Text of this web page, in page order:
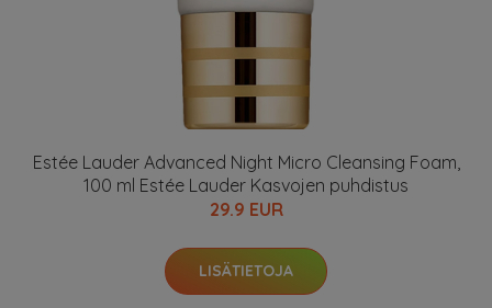
Estée Lauder Advanced Night Micro Cleansing Foam,
100 ml Estée Lauder Kasvojen puhdistus
29.9 EUR
LISÄTIETOJA